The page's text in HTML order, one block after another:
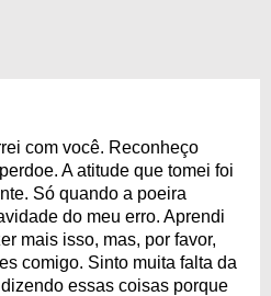
com você. Reconheço
A atitude que tomei foi
Só quando a poeira
do meu erro. Aprendi
mais isso, mas, por favor,
comigo. Sinto muita falta da
essas coisas porque